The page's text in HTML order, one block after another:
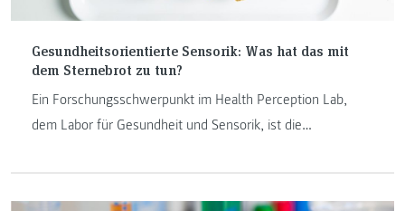
Gesundheitsorientierte Sensorik: Was hat das mit
dem Sternebrot zu tun?
Ein Forschungsschwerpunkt im Health Perception Lab,
dem Labor für Gesundheit und Sensorik, ist die
der Zusammenstellung einer empfehlenswerten Jause